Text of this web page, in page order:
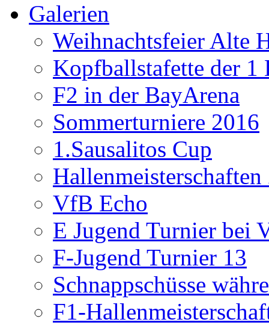
Galerien
Weihnachtsfeier Alte
Kopfballstafette der 1
F2 in der BayArena
Sommerturniere 2016
1.Sausalitos Cup
Hallenmeisterschaften
VfB Echo
E Jugend Turnier bei
F-Jugend Turnier 13
Schnappschüsse
F1-